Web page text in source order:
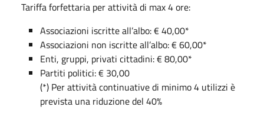
Tariffa forfettaria per attività di max 4 ore:
Associazioni iscritte all’albo: € 40,00*
Associazioni non iscritte all’albo: € 60,00*
Enti, gruppi, privati cittadini: € 80,00*
Partiti politici: € 30,00
(*) Per attività continuative di minimo 4 utilizzi è
prevista una riduzione del 40%